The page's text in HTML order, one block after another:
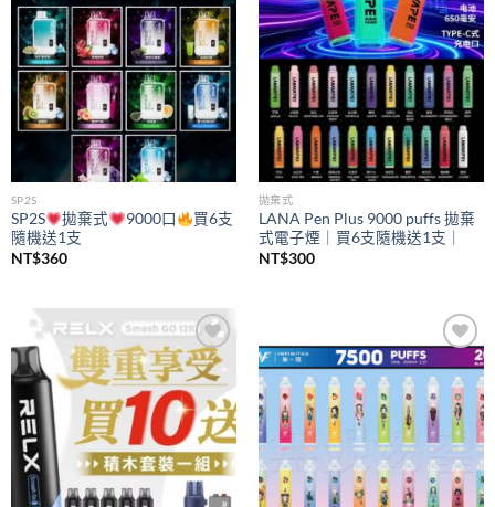
SP2S
SP2S 拋棄式 9000口
買6支
隨機送1支
NT$360
拋棄式
LANA Pen Plus 9000 puffs 拋棄
式電子煙｜買6支隨機送1支｜
NT$300
Add to
wishlist
Add to
wishlist